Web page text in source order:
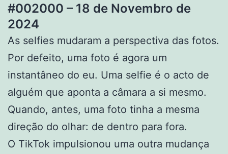
#002000 – 18 de Novembro de
2024
As selfies mudaram a perspectiva das fotos.
Por defeito, uma foto é agora um
instantâneo do eu. Uma selfie é o acto de
alguém que aponta a câmara a si mesmo.
Quando, antes, uma foto tinha a mesma
direção do olhar: de dentro para fora.
O TikTok impulsionou uma outra mudança